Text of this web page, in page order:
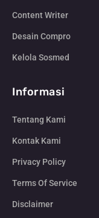
Content Writer
Desain Compro
Kelola Sosmed
Informasi
Tentang Kami
Kontak Kami
Privacy Policy
Terms Of Service
Disclaimer